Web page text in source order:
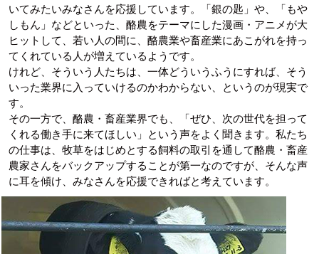
いてみたいみなさんを応援しています。「銀の匙」や、「もや
しもん」などといった、酪農をテーマにした漫画・アニメが大
ヒットして、若い人の間に、酪農業や畜産業にあこがれを持っ
てくれている人が増えているようです。
けれど、そういう人たちは、一体どういうふうにすれば、そう
いった業界に入っていけるのかわからない、というのが現実で
す。
その一方で、酪農・畜産業界でも、「ぜひ、次の世代を担って
くれる働き手に来てほしい」という声をよく聞きます。私たち
の仕事は、牧草をはじめとする飼料の取引を通して酪農・畜産
農家さんをバックアップすることが第一なのですが、そんな声
に耳を傾け、みなさんを応援できればと考えています。